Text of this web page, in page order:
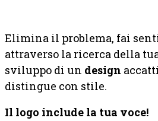
Elimina il problema, fai
attraverso la ricerca della
sviluppo di un design
distingue con stile.
Il logo include la tua voce!